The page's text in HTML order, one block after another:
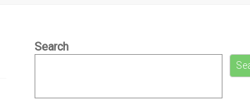
Search